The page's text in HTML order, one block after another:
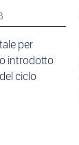
per
introdotto
ciclo